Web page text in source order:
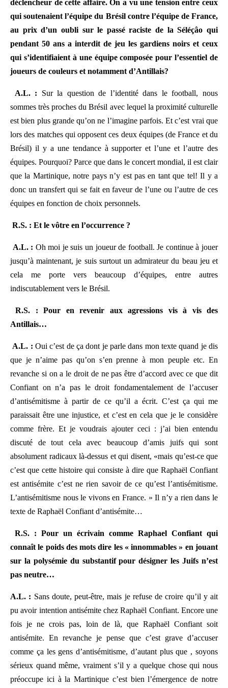
déclencheur de cette affaire. On a vu une tension entre ceux
qui soutenaient l’équipe du Brésil contre l’équipe de France,
au prix d’un oubli sur le passé raciste de la Séléçâo qui
pendant 50 ans a interdit de jeu les gardiens noirs et ceux
qui s’identifiaient à une équipe composée pour l’essentiel de
joueurs de couleurs et notamment d’Antillais?
A.L. : Sur la question de l’identité dans le football, nous
sommes très proches du Brésil avec lequel la proximité culturelle
est bien plus grande qu’on ne l’imagine parfois. Et c’est vrai que
lors des matches qui opposent ces deux équipes (de France et du
Brésil) il y a une tendance à supporter et l’une et l’autre des
équipes. Pourquoi? Parce que dans le concert mondial, il est clair
que la Martinique, notre pays n’y est pas en tant que tel! Il y a
donc un transfert qui se fait en faveur de l’une ou l’autre de ces
équipes en fonction de choix personnels.
R.S. : Et le vôtre en l’occurrence ?
A.L. : Oh moi je suis un joueur de football. Je continue à jouer
jusqu’à maintenant, je suis surtout un admirateur du beau jeu et
cela me porte vers beaucoup d’équipes, entre autres
indiscutablement vers le Brésil.
R.S. : Pour en revenir aux agressions vis à vis des
Antillais…
A.L. :Oui c’est de ça dont je parle dans mon texte quand je dis
que je n’aime pas qu’on s’en prenne à mon peuple etc. En
revanche si on a le droit de ne pas être d’accord avec ce que dit
Confiant on n’a pas le droit fondamentalement de l’accuser
d’antisémitisme à partir de ce qu’il a écrit. C’est ça qui me
paraissait être une injustice, et c’est en cela que je le considère
comme frère. Et je voudrais ajouter ceci : j’ai bien entendu
discuté de tout cela avec beaucoup d’amis juifs qui sont
absolument radicaux là-dessus et qui disent, «mais qu’est-ce que
c’est que cette histoire qui consiste à dire que Raphaël Confiant
est antisémite c’est ne rien savoir de ce qu’est l’antisémitisme.
L’antisémitisme nous le vivons en France. » Il n’y a rien dans le
texte de Raphaël Confiant d’antisémite…
R.S. : Pour un écrivain comme Raphael Confiant qui
connaît le poids des mots dire les « innommables » en jouant
sur la polysémie du substantif pour désigner les Juifs n’est
pas neutre…
A.L. : Sans doute, peut-être, mais je refuse de croire qu’il y ait
pu avoir intention antisémite chez Raphaël Confiant. Encore une
fois je ne crois pas, loin de là, que Raphaël Confiant soit
antisémite. En revanche je pense que c’est grave d’accuser
comme ça les gens d’antisémitisme, d’autant plus que , soyons
sérieux quand même, vraiment s’il y a quelque chose qui nous
préoccupe ici à la Martinique c’est bien l’émergence de notre